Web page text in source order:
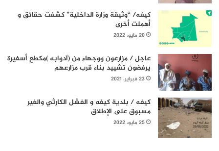
كيفه/ “وثيقة وزارة الداخلية” كشفت حقائق و
أهملت أخرى
20 مايو، 2022
عاجل / مزارعون ووجهاء من (آدوابه )مكطع أسفيرة
يرفضون تشييد بناء قرب مزارعهم
23 فبراير، 2021
كيفه / بلدية كيفه و الفشل الكارثي والغير
مسبوق على الإطلاق
25 مايو، 2022